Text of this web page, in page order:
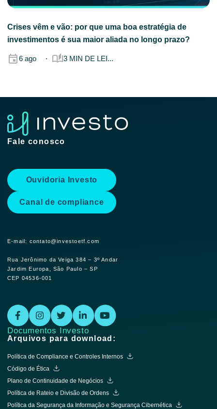
Crises vêm e vão: por que uma boa estratégia de
investimentos é sua maior aliada no longo prazo?
6 ago 3 MIN DE LEI...
Fale conosco
Ouvidoria Investo
Canal de compliance
E-mail: contato@investoetf.com
Rua Jerônimo da Veiga 384 – 3º Andar
Jardim Europa, São Paulo – SP
CEP 04536-001
Documentos Investo
Arquivos para download:
Política de Compliance e Controles Internos
Código de Ética
Plano de Continuidade de Negócios
Política de Rateio e Divisão de Ordens
Política da Segurança da Informação e Segurança Cibernética